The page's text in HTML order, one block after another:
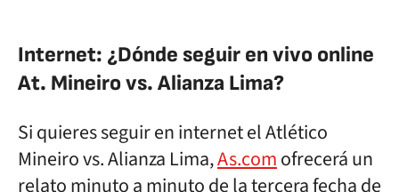
Internet: ¿Dónde seguir en vivo online
At. Mineiro vs. Alianza Lima?
Si quieres seguir en internet el Atlético
Mineiro vs. Alianza Lima,As.comofrecerá un
relato minuto a minuto de la tercera fecha de